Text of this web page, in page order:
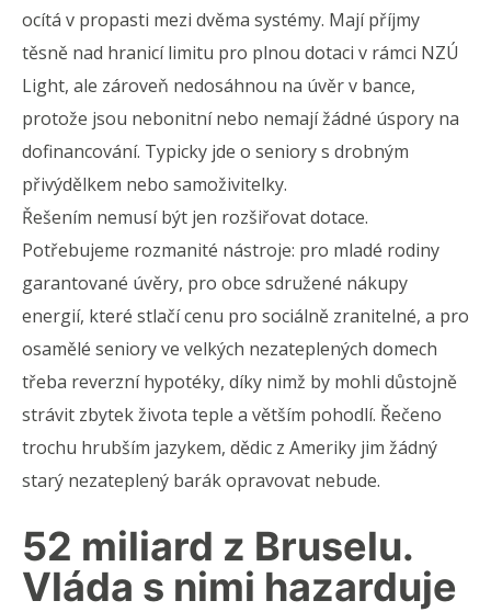
ocítá v propasti mezi dvěma systémy. Mají příjmy
těsně nad hranicí limitu pro plnou dotaci v rámci NZÚ
Light, ale zároveň nedosáhnou na úvěr v bance,
protože jsou nebonitní nebo nemají žádné úspory na
dofinancování. Typicky jde o seniory s drobným
přivýdělkem nebo samoživitelky.
Řešením nemusí být jen rozšiřovat dotace.
Potřebujeme rozmanité nástroje: pro mladé rodiny
garantované úvěry, pro obce sdružené nákupy
energií, které stlačí cenu pro sociálně zranitelné, a pro
osamělé seniory ve velkých nezateplených domech
třeba reverzní hypotéky, díky nimž by mohli důstojně
strávit zbytek života teple a větším pohodlí. Řečeno
trochu hrubším jazykem, dědic z Ameriky jim žádný
starý nezateplený barák opravovat nebude.
52 miliard z Bruselu.
Vláda s nimi hazarduje